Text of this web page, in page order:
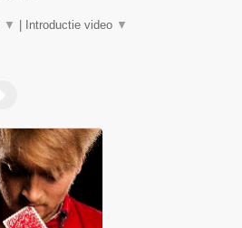
▼ Introductie video ▼